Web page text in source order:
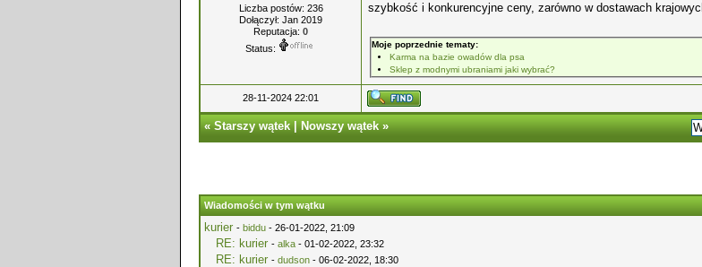
Liczba postów: 236
Dołączył: Jan 2019
Reputacja: 0
Status:
szybkość i konkurencyjne ceny, zarówno w dostawach
Moje poprzednie tematy:
Karma na bazie owadów dla psa
Sklep z modnymi ubraniami jaki wybrać?
28-11-2024 22:01
«Starszy wątek|Nowszy wątek»
Wiadomości w tym wątku
kurier - biddu - 26-01-2022, 21:09
RE: kurier - alka - 01-02-2022, 23:32
RE: kurier - dudson - 06-02-2022, 18:30